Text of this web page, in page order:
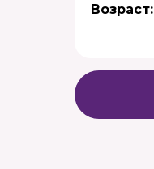
Возраст: